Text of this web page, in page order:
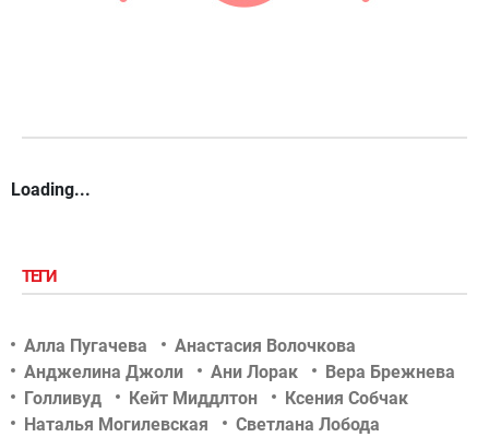
Loading...
ТЕГИ
Алла Пугачева
Анастасия Волочкова
Анджелина Джоли
Ани Лорак
Вера Брежнева
Голливуд
Кейт Миддлтон
Ксения Собчак
Наталья Могилевская
Светлана Лобода